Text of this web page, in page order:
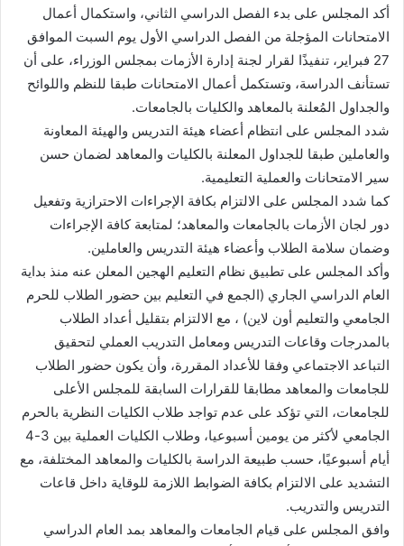
أكد المجلس على بدء الفصل الدراسي الثاني، واستكمال أعمال
الامتحانات المؤجلة من الفصل الدراسي الأول يوم السبت الموافق
27 فبراير، تنفيذًا لقرار لجنة إدارة الأزمات بمجلس الوزراء، على أن
تستأنف الدراسة، وتستكمل أعمال الامتحانات طبقا للنظم واللوائح
والجداول المُعلنة بالمعاهد والكليات بالجامعات.
شدد المجلس على انتظام أعضاء هيئة التدريس والهيئة المعاونة
والعاملين طبقا للجداول المعلنة بالكليات والمعاهد لضمان حسن
سير الامتحانات والعملية التعليمية.
كما شدد المجلس على الالتزام بكافة الإجراءات الاحترازية وتفعيل
دور لجان الأزمات بالجامعات والمعاهد؛ لمتابعة كافة الإجراءات
وضمان سلامة الطلاب وأعضاء هيئة التدريس والعاملين.
وأكد المجلس على تطبيق نظام التعليم الهجين المعلن عنه منذ بداية
العام الدراسي الجاري (الجمع في التعليم بين حضور الطلاب للحرم
الجامعي والتعليم أون لاين) ، مع الالتزام بتقليل أعداد الطلاب
بالمدرجات وقاعات التدريس ومعامل التدريب العملي لتحقيق
التباعد الاجتماعي وفقا للأعداد المقررة، وأن يكون حضور الطلاب
للجامعات والمعاهد مطابقا للقرارات السابقة للمجلس الأعلى
للجامعات، التي تؤكد على عدم تواجد طلاب الكليات النظرية بالحرم
الجامعي لأكثر من يومين أسبوعيا، وطلاب الكليات العملية بين 3-4
أيام أسبوعيًا، حسب طبيعة الدراسة بالكليات والمعاهد المختلفة، مع
التشديد على الالتزام بكافة الضوابط اللازمة للوقاية داخل قاعات
التدريس والتدريب.
وافق المجلس على قيام الجامعات والمعاهد بمد العام الدراسي